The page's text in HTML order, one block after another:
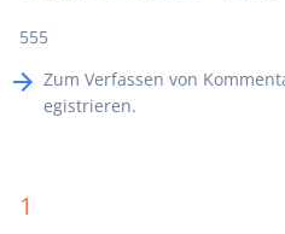
555
Zum Verfassen von
egistrieren.
1